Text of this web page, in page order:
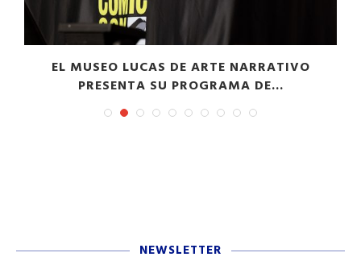
EL MUSEO LUCAS DE ARTE NARRATIVO
PRESENTA SU PROGRAMA DE...
NEWSLETTER